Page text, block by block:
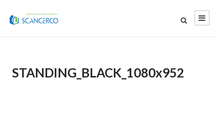
STANDING_BLACK_1080x952